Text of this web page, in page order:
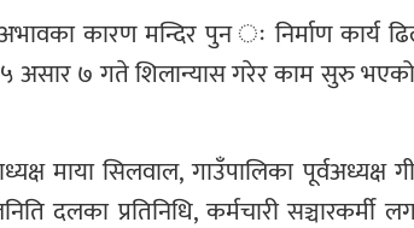
कारण मन्दिर पुन ः निर्माण कार्य
असार ७ गते शिलान्यास गरेर काम सुरु भएको
माया सिलवाल, गाउँपालिका
दलका प्रतिनिधि, कर्मचारी